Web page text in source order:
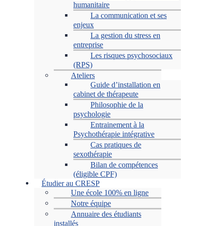
humanitaire
La communication et ses
enjeux
La gestion du stress en
entreprise
Les risques psychosociaux
(RPS)
Ateliers
Guide d’installation en
cabinet de thérapeute
Philosophie de la
psychologie
Entrainement à la
Psychothérapie intégrative
Cas pratiques de
sexothérapie
Bilan de compétences
(éligible CPF)
Étudier au CRESP
Une école 100% en ligne
Notre équipe
Annuaire des étudiants
installés